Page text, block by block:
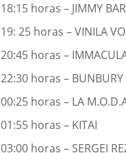
18:15 horas – JIMMY
19: 25 horas – VINILA
20:45 horas –
22:30 horas – BUNBURY
00:25 horas – LA
01:55 horas – KITAI
03:00 horas – SERGEI